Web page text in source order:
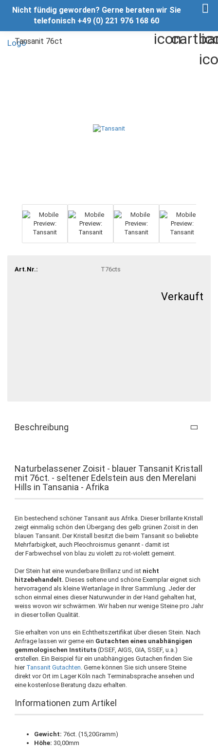
Nicht fündig geworden? Gerne beraten wir Sie
telefonisch +49 (0) 221 976 168 60
Tansanit 76ct
Art.Nr.: T76cts
Verkauft
Beschreibung
Naturbelassener Zoisit - blauer Tansanit Kristall
mit 76ct. - seltener Edelstein aus den Merelani
Hills in Tansania - Afrika
Ein bestechend schöner Tansanit aus Afrika. Dieser brillante Kristall
zeigt einmalig schön den Übergang des gelb grünen Zoisit in den
blauen Tansanit. Der Kristall besitzt die beim Tansanit so beliebte
Mehrfarbigkeit, auch Pleochroismus genannt - damit ist
der Farbwechsel von blau zu violett zu rot-violett gemeint.
Der Stein hat eine wunderbare Brillanz und ist nicht
hitzebehandelt. Dieses seltene und schöne Exemplar eignet sich
hervorragend als kleine Wertanlage in Ihrer Sammlung. Jeder der
schon einmal eines dieser Naturwunder in der Hand gehalten hat,
weiss wovon wir schwärmen. Wir haben nur wenige Steine pro Jahr
in dieser tollen Qualität.
Sie erhalten von uns ein Echtheitszertifikat über diesen Stein. Nach
Anfrage lassen wir gerne ein Gutachten eines unabhängigen
gemmologischen Instituts (DSEF, AIGS, GIA, SSEF, u.a.)
erstellen. Ein Beispiel für ein unabhängiges Gutachen finden Sie
hier Tansanit Gutachten. Gerne können Sie sich unsere Steine
direkt vor Ort im Lager Köln nach Terminabsprache ansehen und
eine kostenlose Beratung dazu erhalten.
Informationen zum Artikel
Gewicht: 76ct. (15,20Gramm)
Höhe: 30,00mm